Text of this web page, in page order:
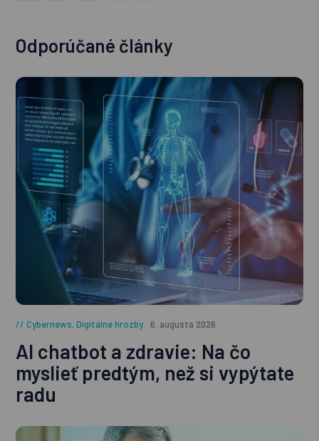
Odporúčané články
Cybernews,Digitálne hrozby 6. augusta 2026
AI chatbot a zdravie: Na čo
myslieť predtým, než si vypýtate
radu